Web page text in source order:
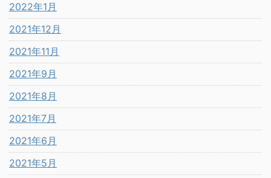
2022年1月
2021年12月
2021年11月
2021年9月
2021年8月
2021年7月
2021年6月
2021年5月